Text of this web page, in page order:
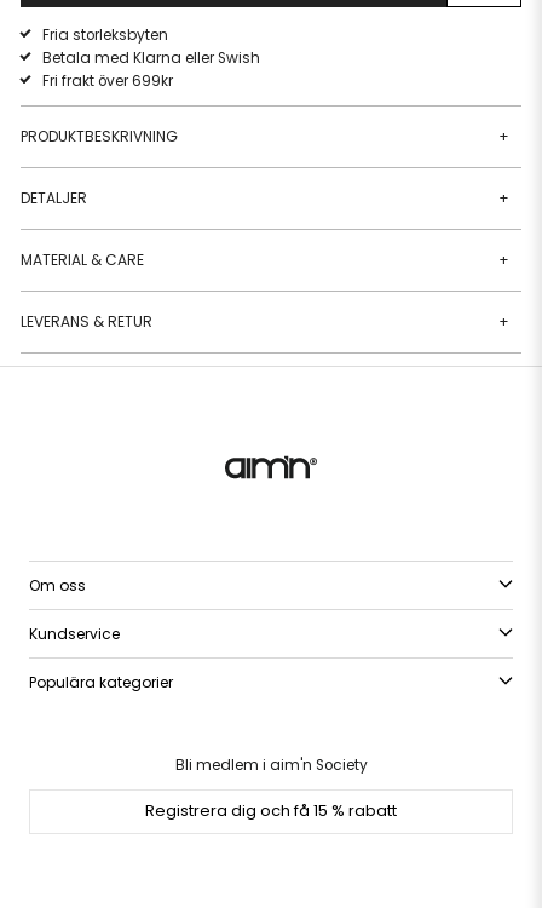
till
bort
Fria storleksbyten
Betala med Klarna eller Swish
Fri frakt över 699kr
PRODUKTBESKRIVNING +
DETALJER +
MATERIAL & CARE +
LEVERANS & RETUR +
Om oss
Kundservice
Populära kategorier
Bli medlem i aim'n Society
Registrera dig och få 15 % rabatt